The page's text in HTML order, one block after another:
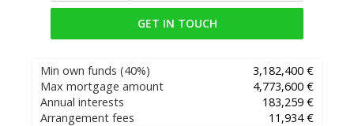
GET IN TOUCH
Min own funds (40%)
3,182,400 €
Max mortgage amount
4,773,600 €
Annual interests
183,259 €
Arrangement fees
11,934 €